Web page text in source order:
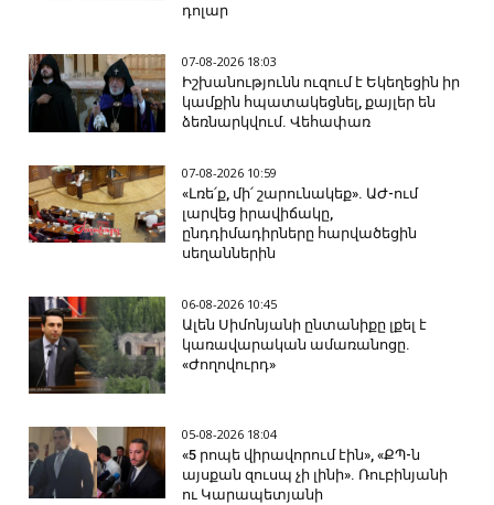
դոլար
07-08-2026 18:03
Իշխանությունն ուզում է Եկեղեցին իր
կամքին հպատակեցնել, քայլեր են
ձեռնարկվում. Վեհափառ
07-08-2026 10:59
«Լռե՛ք, մի՛ շարունակեք». ԱԺ-ում
լարվեց իրավիճակը,
ընդդիմադիրները հարվածեցին
սեղաններին
06-08-2026 10:45
Ալեն Սիմոնյանի ընտանիքը լքել է
կառավարական ամառանոցը.
«Ժողովուրդ»
05-08-2026 18:04
«5 րոպե վիրավորում էին», «ՔՊ-ն
այսքան զուսպ չի լինի». Ռուբինյանի
ու Կարապետյանի